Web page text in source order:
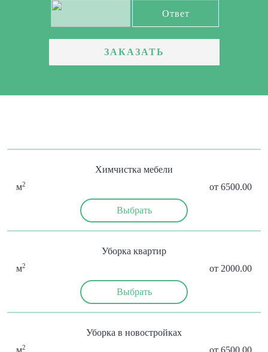
ЗАКАЗАТЬ
Химчистка мебели
м2 от 6500.00
Выбрать
Уборка квартир
м2 от 2000.00
Выбрать
Уборка в новостройках
м2 от 6500.00